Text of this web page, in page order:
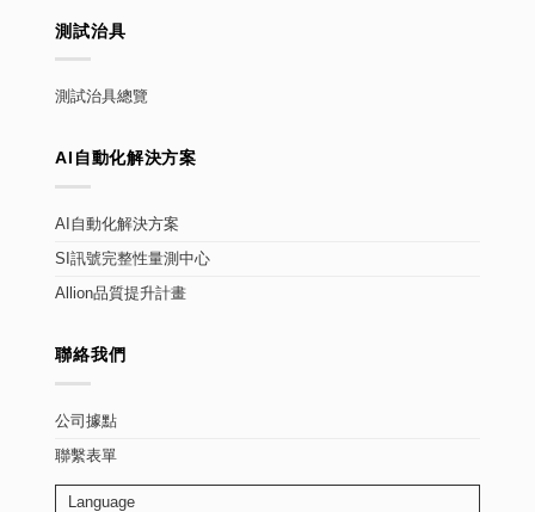
測試治具
測試治具總覽
AI自動化解決方案
AI自動化解決方案
SI訊號完整性量測中心
Allion品質提升計畫
聯絡我們
公司據點
聯繫表單
Language